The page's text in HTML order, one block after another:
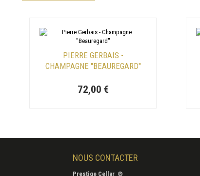
PIERRE GERBAIS -
CHAMPAGNE "BEAUREGARD"
72,00 €
NOUS CONTACTER
Prestige Cellar ®